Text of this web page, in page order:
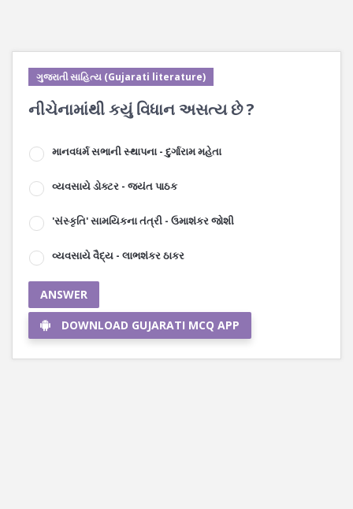
ગુજરાતી સાહિત્ય (Gujarati literature)
નીચેનામાંથી કયું વિધાન અસત્ય છે ?
માનવધર્મ સભાની સ્થાપના - દુર્ગારામ મહેતા
વ્યવસાયે ડોક્ટર - જયંત પાઠક
'સંસ્કૃતિ' સામયિકના તંત્રી - ઉમાશંકર જોશી
વ્યવસાયે વૈદ્ય - લાભશંકર ઠાકર
ANSWER
DOWNLOAD GUJARATI MCQ APP